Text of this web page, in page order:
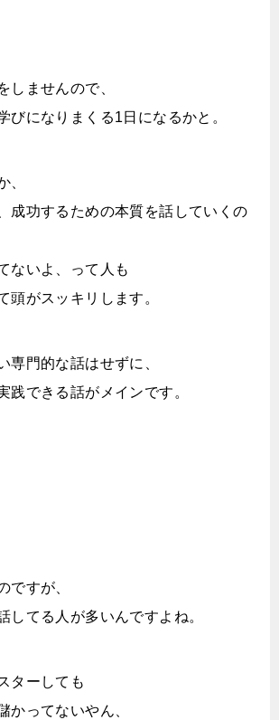
しませんので、
びになりまくる1日になるかと。
、
成功するための本質を話していくの
ないよ、って人も
頭がスッキリします。
専門的な話はせずに、
践できる話がメインです。
ですが、
してる人が多いんですよね。
ターしても
かってないやん、